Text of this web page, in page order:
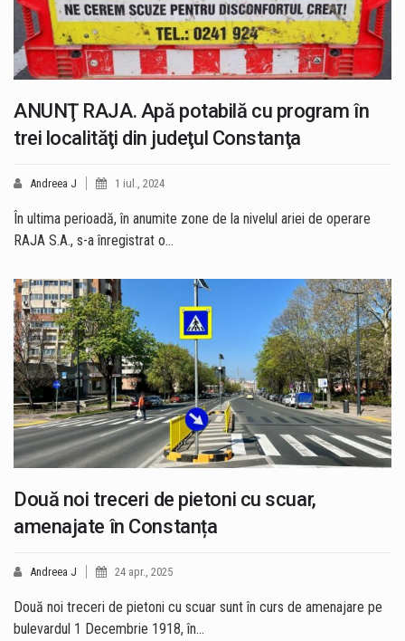
ANUNŢ RAJA. Apă potabilă cu program în
trei localităţi din judeţul Constanţa
Andreea J 1 iul., 2024
În ultima perioadă, în anumite zone de la nivelul ariei de operare
RAJA S.A., s-a înregistrat o…
Două noi treceri de pietoni cu scuar,
amenajate în Constanța
Andreea J 24 apr., 2025
Două noi treceri de pietoni cu scuar sunt în curs de amenajare pe
bulevardul 1 Decembrie 1918, în…